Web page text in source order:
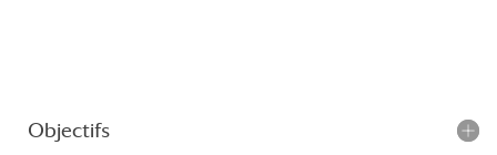
Objectifs